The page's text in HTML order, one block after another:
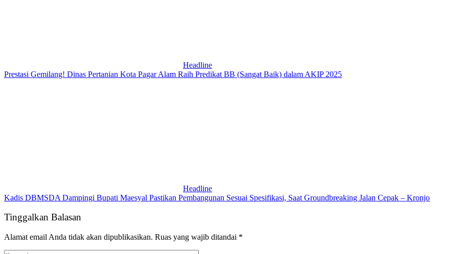
Headline
Prestasi Gemilang! Dinas Pertanian Kota Pagar Alam Raih Predikat BB (Sangat Baik) dalam AKIP 2025
Headline
Kadis DBMSDA Dampingi Bupati Maesyal Pastikan Pembangunan Sesuai Spesifikasi, Saat Groundbreaking Jalan Cepak – Kronjo
Tinggalkan Balasan
Alamat email Anda tidak akan dipublikasikan. Ruas yang wajib ditandai *